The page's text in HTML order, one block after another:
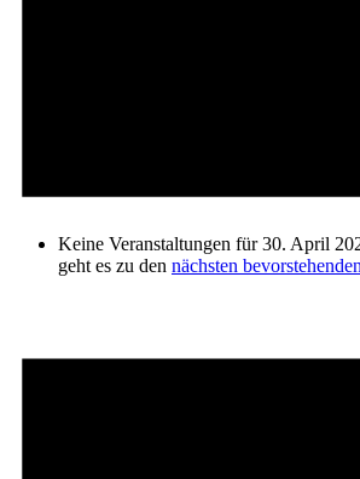
Keine Veranstaltungen für 30. April
geht es zu den nächsten